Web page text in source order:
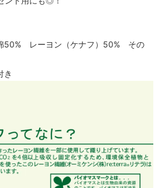
50% レーヨン（ケナフ）50% その
き